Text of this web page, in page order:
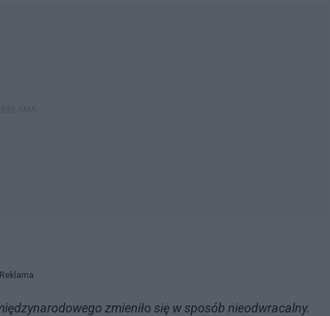
Reklama
zmieniło się w sposób nieodwracalny.